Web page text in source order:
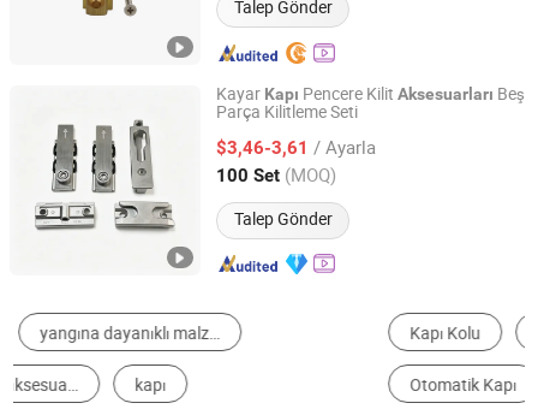
Talep Gönder
Kayar Kapı Pencere Kilit Aksesuarları Beş
Parça Kilitleme Seti
$3,46-3,61 / Ayarla
100 Set (MOQ)
Talep Gönder
Foshan Lonye Technology Co., Ltd.
Guangdong, China Fiyat 2026
Kapı Kolu Kapı Kilidi Kapı ve Pencere Menteşesi
Otomatik Kapı Mobilya Kolları ve Tutamaçları